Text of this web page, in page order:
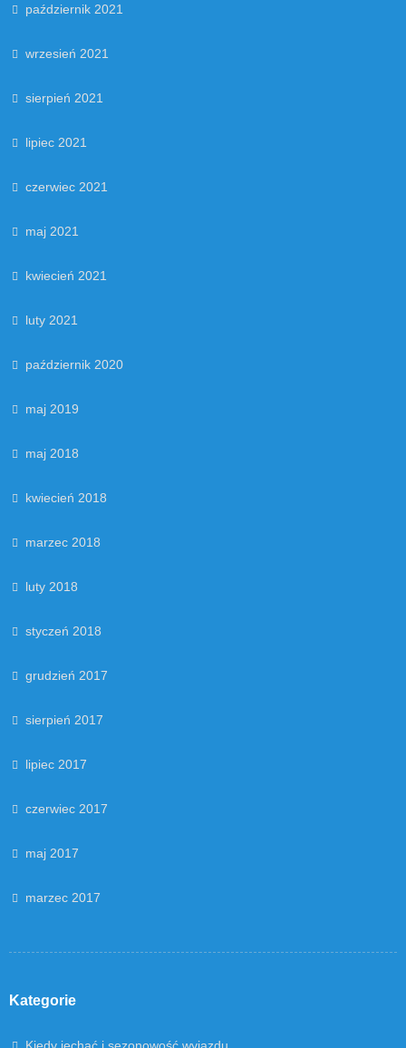
październik 2021
wrzesień 2021
sierpień 2021
lipiec 2021
czerwiec 2021
maj 2021
kwiecień 2021
luty 2021
październik 2020
maj 2019
maj 2018
kwiecień 2018
marzec 2018
luty 2018
styczeń 2018
grudzień 2017
sierpień 2017
lipiec 2017
czerwiec 2017
maj 2017
marzec 2017
Kategorie
Kiedy jechać i sezonowość wyjazdu